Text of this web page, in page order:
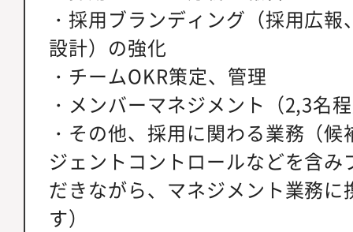
・採用ブランディング（採用広
設計）の強化
・チームOKR策定、管理
・メンバーマネジメント（2,3名
・その他、採用に関わる業務（
ジェントコントロールなどを含
だきながら、マネジメント業務
す）